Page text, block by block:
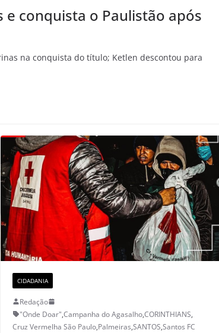
e conquista o Paulistão após
na conquista do título; Ketlen descontou para
CIDADANIA
Redação
"Onde Doar",Campanha do Agasalho,CORINTHIANS,
Cruz Vermelha São Paulo,Palmeiras,SANTOS,Santos FC